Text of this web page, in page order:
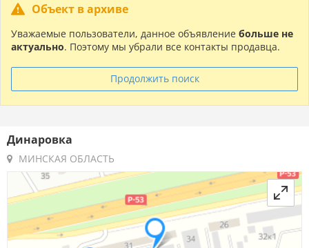
Объект в архиве
Уважаемые пользователи, данное объявление больше не
актуально. Поэтому мы убрали все контакты продавца.
Продолжить поиск
Динаровка
МИНСКАЯ ОБЛАСТЬ